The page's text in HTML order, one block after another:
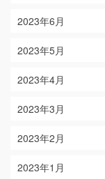
2023年6月
2023年5月
2023年4月
2023年3月
2023年2月
2023年1月